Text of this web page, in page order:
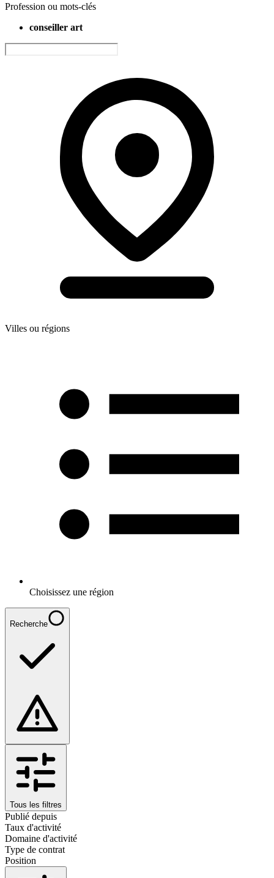
Profession ou mots-clés
conseiller art
Villes ou régions
Choisissez une région
Recherche
Tous les filtres
Publié depuis
Taux d'activité
Domaine d'activité
Type de contrat
Position